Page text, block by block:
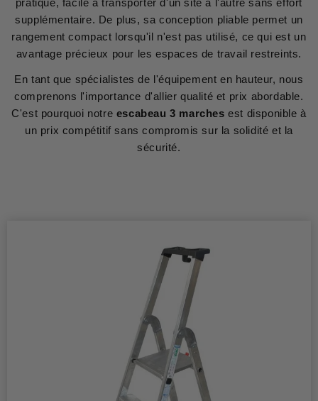
supplémentaire. De plus, sa conception pliable permet un
rangement compact lorsqu'il n'est pas utilisé, ce qui est un
avantage précieux pour les espaces de travail restreints.
En tant que spécialistes de l'équipement en hauteur, nous
comprenons l'importance d'allier qualité et prix abordable.
C'est pourquoi notre escabeau 3 marches est disponible à
un prix compétitif sans compromis sur la solidité et la
sécurité.